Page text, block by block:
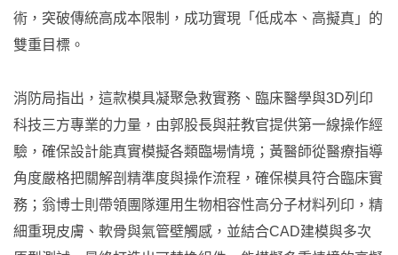
術，突破傳統高成本限制，成功實現「低成本、高擬真」的
雙重目標。
消防局指出，這款模具凝聚急救實務、臨床醫學與3D列印
科技三方專業的力量，由郭股長與莊教官提供第一線操作經
驗，確保設計能真實模擬各類臨場情境；黃醫師從醫療指導
角度嚴格把關解剖精準度與操作流程，確保模具符合臨床實
務；翁博士則帶領團隊運用生物相容性高分子材料列印，精
細重現皮膚、軟骨與氣管壁觸感，並結合CAD建模與多次